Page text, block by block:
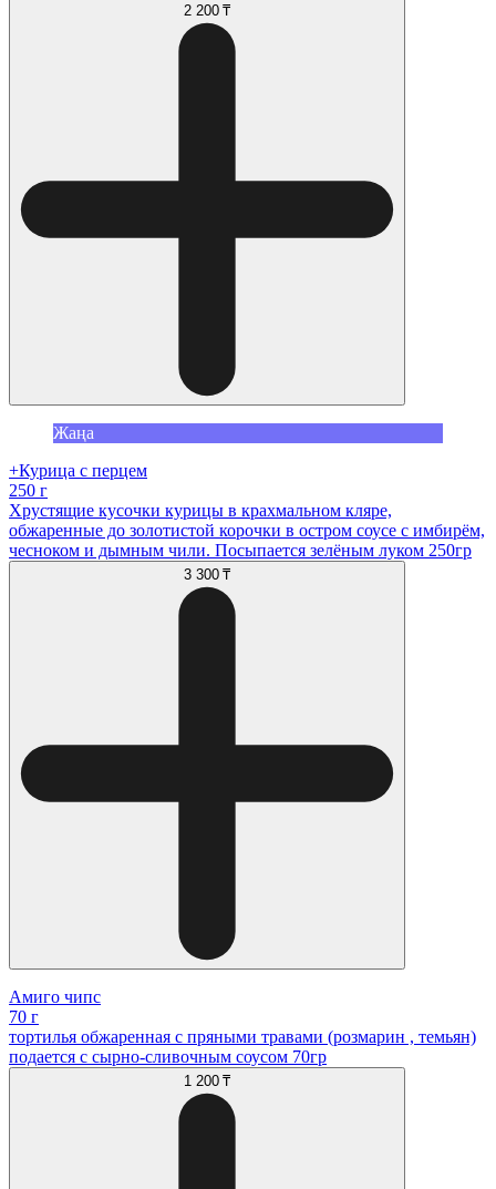
2 200 ₸
Жаңа
+Курица с перцем
250 г
Хрустящие кусочки курицы в крахмальном кляре,
обжаренные до золотистой корочки в остром соусе с имбирём,
чесноком и дымным чили. Посыпается зелёным луком 250гр
3 300 ₸
Амиго чипс
70 г
тортилья обжаренная с пряными травами (розмарин , темьян)
подается с сырно-сливочным соусом 70гр
1 200 ₸